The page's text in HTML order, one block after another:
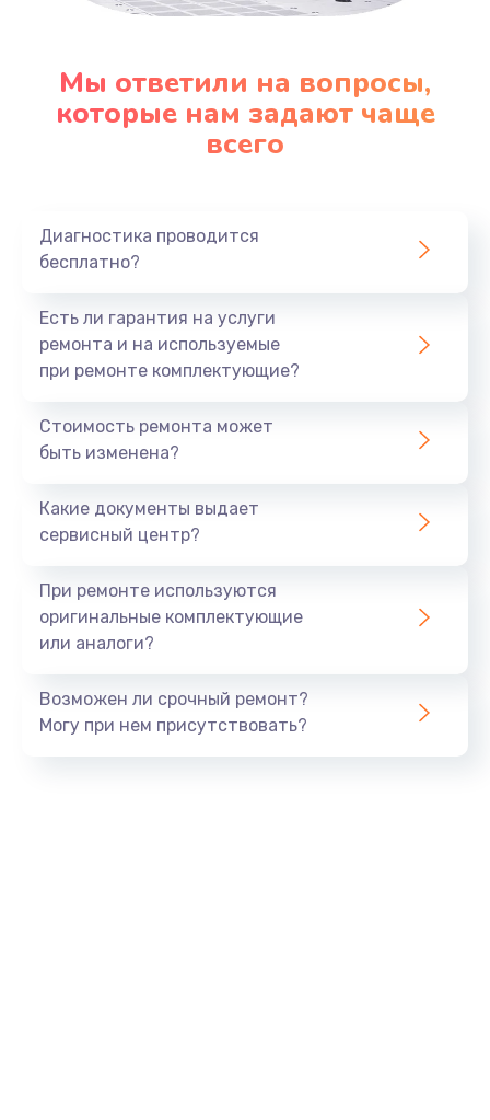
Мы ответили на вопросы,
которые нам задают чаще
всего
Диагностика проводится
бесплатно?
Есть ли гарантия на услуги
ремонта и на используемые
при ремонте комплектующие?
Стоимость ремонта может
быть изменена?
Какие документы выдает
сервисный центр?
При ремонте используются
оригинальные комплектующие
или аналоги?
Возможен ли срочный ремонт?
Могу при нем присутствовать?